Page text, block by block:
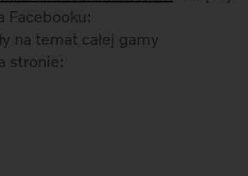
Facebooku:
na temat całej gamy
stronie: